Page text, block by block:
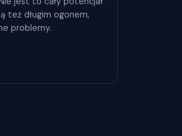
też długim ogonem,
problemy.